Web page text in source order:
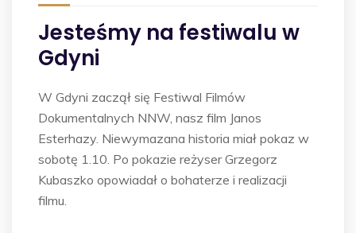
Jesteśmy na festiwalu w
Gdyni
W Gdyni zaczął się Festiwal Filmów
Dokumentalnych NNW, nasz film Janos
Esterhazy. Niewymazana historia miał pokaz w
sobotę 1.10. Po pokazie reżyser Grzegorz
Kubaszko opowiadał o bohaterze i realizacji
filmu.